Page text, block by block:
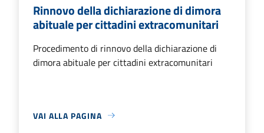
Rinnovo della dichiarazione di dimora
abituale per cittadini extracomunitari
Procedimento di rinnovo della dichiarazione di
dimora abituale per cittadini extracomunitari
VAI ALLA PAGINA